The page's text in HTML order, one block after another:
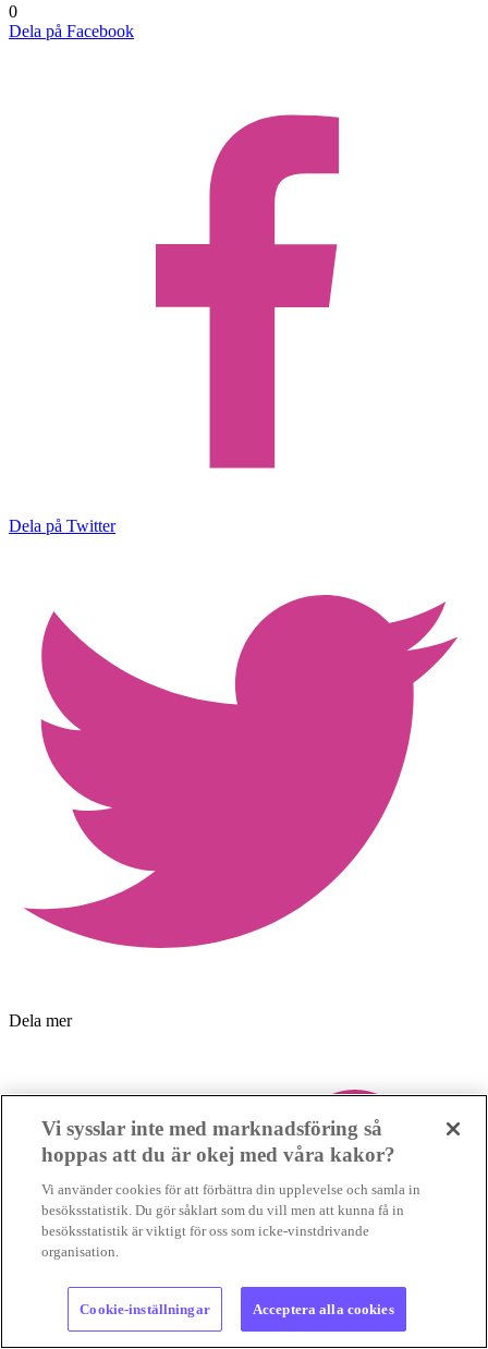
0
Dela på Facebook
Dela på Twitter
Dela mer
Vi sysslar inte med marknadsföring så
hoppas att du är okej med våra kakor?
Vi använder cookies för att förbättra din upplevelse och samla in
besöksstatistik. Du gör såklart som du vill men att kunna få in
besöksstatistik är viktigt för oss som icke-vinstdrivande
organisation.
Cookie-inställningar Acceptera alla cookies